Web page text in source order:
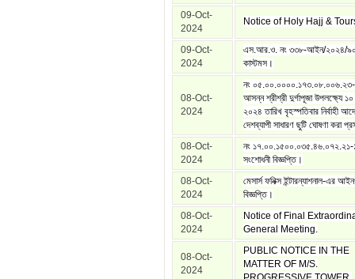
09-Oct-
2024
Notice of Holy Hajj &
09-Oct-
2024
এস.আর.ও. নং ৩৩৮-আইন/২০২৪/
কাস্টমস।
08-Oct-
2024
নং
আসন্ন শ্রীশ্রী দুর্গাপূজা উপলক্ষ্যে
২০২৪ তারিখ বৃহস্পতিবার নির্বাহী
দেশব্যাপী সাধারণ ছুটি ঘোষণা করা
08-Oct-
2024
নং
সংশোধনী বিজ্ঞপ্তি।
08-Oct-
2024
মেসার্স ফনিক্স ইন্টারন্যাশনাল-এর
বিজ্ঞপ্তি।
08-Oct-
2024
Notice of Final
General Meeting.
08-Oct-
2024
PUBLIC NOTICE IN THE
MATTER OF M/S.